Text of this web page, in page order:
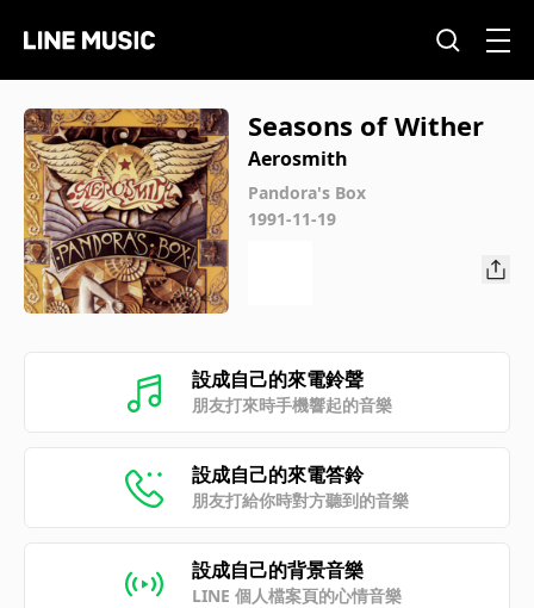
Seasons of Wither
Aerosmith
Pandora's Box
1991-11-19
設成自己的來電鈴聲
朋友打來時手機響起的音樂
設成自己的來電答鈴
朋友打給你時對方聽到的音樂
設成自己的背景音樂
LINE 個人檔案頁的心情音樂